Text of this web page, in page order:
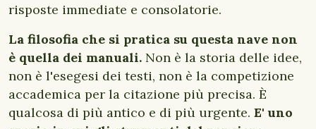
risposte immediate e consolatorie.
La filosofia che si pratica su questa nave non
è quella dei manuali. Non è la storia delle idee,
non è l'esegesi dei testi, non è la competizione
accademica per la citazione più precisa. È
qualcosa di più antico e di più urgente. E' uno